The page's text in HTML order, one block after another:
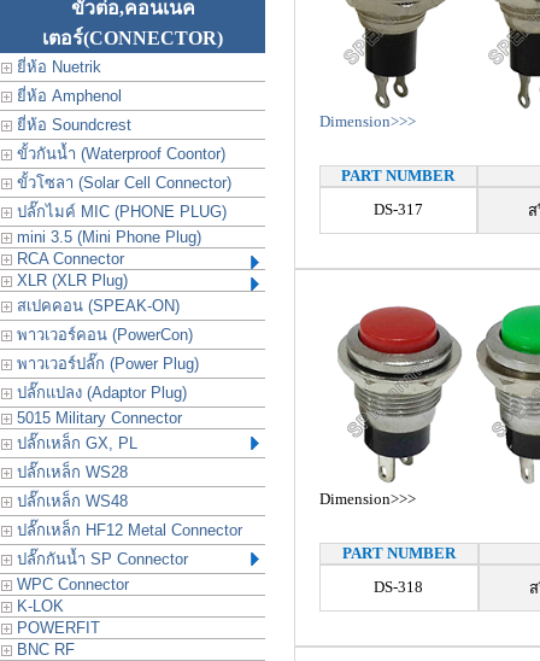
ขั้วต่อ,คอนเนค
เตอร์(CONNECTOR)
ยี่ห้อ Nuetrik
ยี่ห้อ Amphenol
ยี่ห้อ Soundcrest
ขั้วกันน้ำ (Waterproof Coontor)
ขั้วโซลา (Solar Cell Connector)
ปลั๊กไมค์ MIC (PHONE PLUG)
mini 3.5 (Mini Phone Plug)
RCA Connector
XLR (XLR Plug)
สเปคคอน (SPEAK-ON)
พาวเวอร์คอน (PowerCon)
พาวเวอร์ปลั๊ก (Power Plug)
ปลั๊กแปลง (Adaptor Plug)
5015 Military Connector
ปลั๊กเหล็ก GX, PL
ปลั๊กเหล็ก WS28
ปลั๊กเหล็ก WS48
ปลั๊กเหล็ก HF12 Metal Connector
ปลั๊กกันน้ำ SP Connector
WPC Connector
K-LOK
POWERFIT
BNC RF
Dimension>>>
PART NUMBER
DS-317
Dimension>>>
PART NUMBER
DS-318